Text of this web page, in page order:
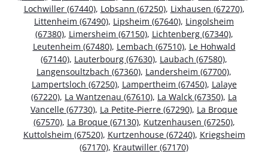
Lochwiller (67440), Lobsann (67250), Lixhausen (67270),
Littenheim (67490), Lipsheim (67640), Lingolsheim
(67380), Limersheim (67150), Lichtenberg (67340),
Leutenheim (67480), Lembach (67510), Le Hohwald
(67140), Lauterbourg (67630), Laubach (67580),
Langensoultzbach (67360), Landersheim (67700),
Lampertsloch (67250), Lampertheim (67450), Lalaye
(67220), La Wantzenau (67610), La Walck (67350), La
Vancelle (67730), La Petite-Pierre (67290), La Broque
(67570), La Broque (67130), Kutzenhausen (67250),
Kuttolsheim (67520), Kurtzenhouse (67240), Kriegsheim
(67170), Krautwiller (67170)